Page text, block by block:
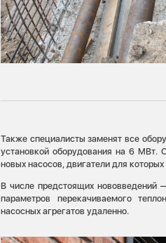
Также специалисты заменят все
установкой оборудования на 6
новых насосов, двигатели для
В числе предстоящих нововведений
параметров перекачиваемого
насосных агрегатов удаленно.